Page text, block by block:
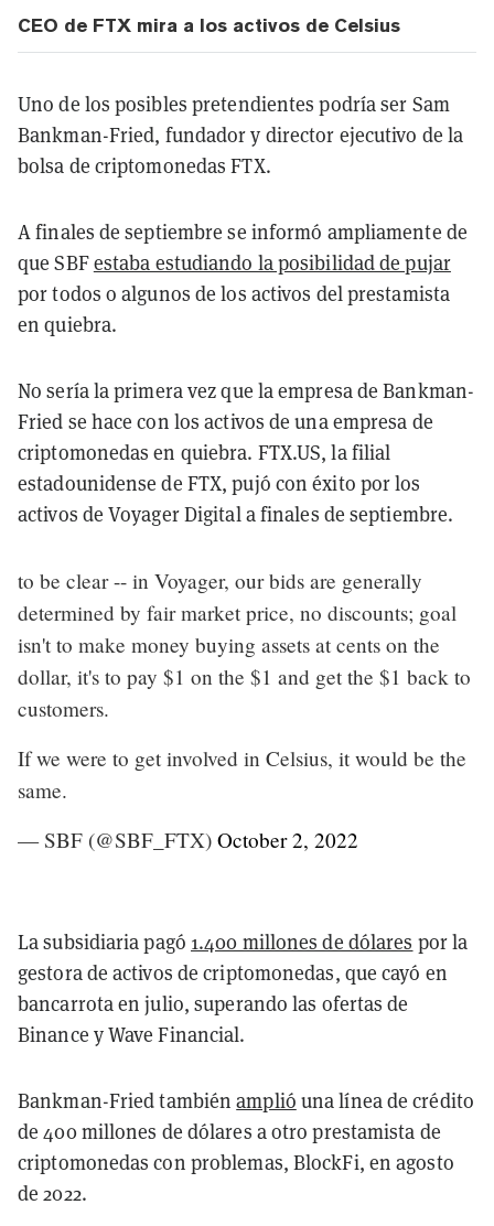
CEO de FTX mira a los activos de Celsius
Uno de los posibles pretendientes podría ser Sam
Bankman-Fried, fundador y director ejecutivo de la
bolsa de criptomonedas FTX.
A finales de septiembre se informó ampliamente de
que SBFestaba estudiando la posibilidad de pujar
por todos o algunos de los activos del prestamista
en quiebra.
No sería la primera vez que la empresa de Bankman-
Fried se hace con los activos de una empresa de
criptomonedas en quiebra. FTX.US, la filial
estadounidense de FTX, pujó con éxito por los
activos de Voyager Digital a finales de septiembre.
to be clear -- in Voyager, our bids are generally
determined by fair market price, no discounts; goal
isn't to make money buying assets at cents on the
dollar, it's to pay $1 on the $1 and get the $1 back to
customers.
If we were to get involved in Celsius, it would be the
same.
— SBF (@SBF_FTX) October 2, 2022
La subsidiaria pagó 1.400 millones de dólares por la
gestora de activos de criptomonedas, que cayó en
bancarrota en julio, superando las ofertas de
Binance y Wave Financial.
Bankman-Fried tambiénamplió una línea de crédito
de 400 millones de dólares a otro prestamista de
criptomonedas con problemas, BlockFi, en agosto
de 2022.